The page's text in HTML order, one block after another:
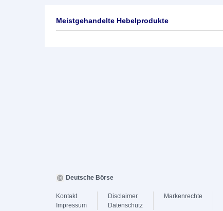
Meistgehandelte Hebelprodukte
Deutsche Börse
Kontakt
Impressum
Disclaimer
Datenschutz
Markenrechte